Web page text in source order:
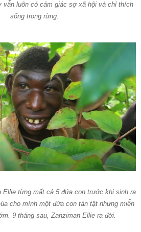
vẫn luôn có cảm giác sợ xã hội và chỉ thích
sống trong rừng.
Ellie từng mất cả 5 đứa con trước khi sinh ra
cho mình một đứa con tàn tật nhưng miễn
9 tháng sau, Zanziman Ellie ra đời.